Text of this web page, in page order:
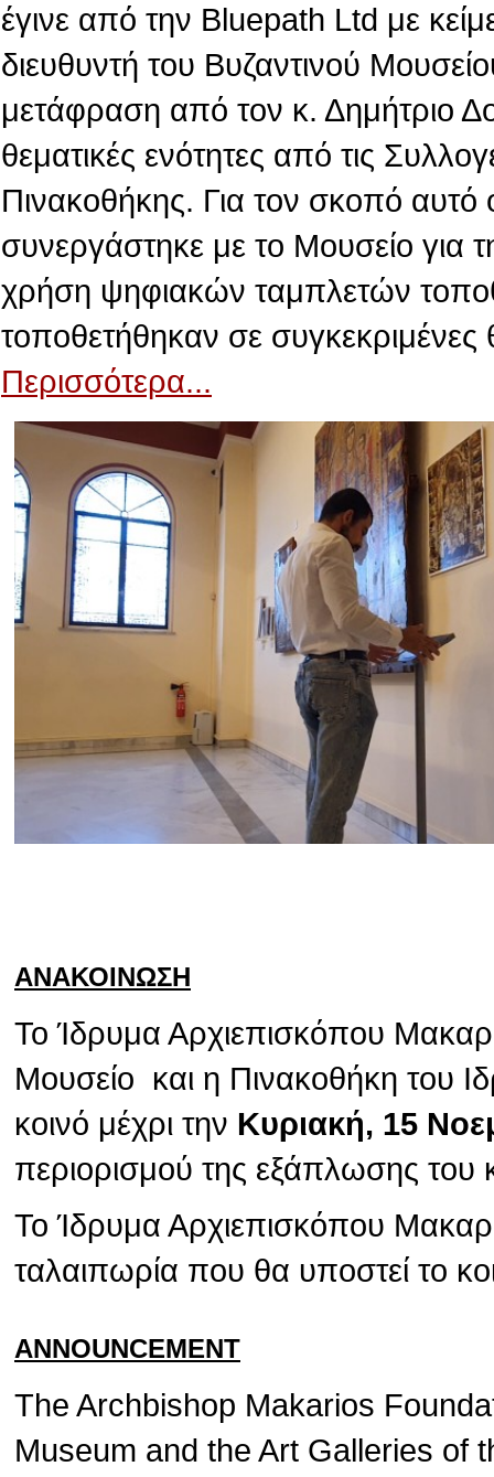
έγινε από την Βluepath Ltd με
διευθυντή του Βυζαντινού
μετάφραση από τον κ. Δημήτριο
θεματικές ενότητες από τις
Πινακοθήκης. Για τον σκοπό
συνεργάστηκε με το Μουσείο για
χρήση ψηφιακών ταμπλετών
τοποθετήθηκαν σε
Περισσότερα...
ΑΝΑΚΟΙΝΩΣΗ
Το Ίδρυμα Αρχιεπισκόπου
Μουσείο και η Πινακοθήκη του
κοινό μέχρι την Κυριακή, 15
περιορισμού της εξάπλωσης του
Το Ίδρυμα Αρχιεπισκόπου
ταλαιπωρία που θα υποστεί το
ANNOUNCEMENT
The Archbishop Makarios
Museum and the Art Galleries of